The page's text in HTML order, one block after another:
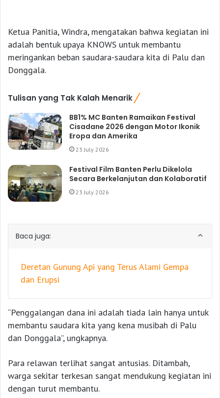
Ketua Panitia, Windra, mengatakan bahwa kegiatan ini
adalah bentuk upaya KNOWS untuk membantu
meringankan beban saudara-saudara kita di Palu dan
Donggala.
Tulisan yang Tak Kalah Menarik
BB1% MC Banten Ramaikan Festival
Cisadane 2026 dengan Motor Ikonik
Eropa dan Amerika
23 July 2026
Festival Film Banten Perlu Dikelola
Secara Berkelanjutan dan Kolaboratif
23 July 2026
Baca juga:
Deretan Gunung Api yang Terus Alami Gempa
dan Erupsi
“Penggalangan dana ini adalah tiada lain hanya untuk
membantu saudara kita yang kena musibah di Palu
dan Donggala”, ungkapnya.
Para relawan terlihat sangat antusias. Ditambah,
warga sekitar terkesan sangat mendukung kegiatan ini
dengan turut membantu.